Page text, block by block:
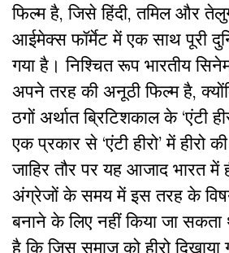
फिल्म है, जिसे हिंदी, तमिल और
आईमेक्स फॉर्मेट में एक साथ पूरी
गया है। निश्चित रूप भारतीय
अपने तरह की अनूठी फिल्म है,
ठगों अर्थात ब्रिटिशकाल के ‘एंटी
एक प्रकार से ‘एंटी हीरो’ में हीरो
जाहिर तौर पर यह आजाद भारत में
अंग्रेजों के समय में इस तरह के
बनाने के लिए नहीं किया जा
है कि जिस समाज को हीरो